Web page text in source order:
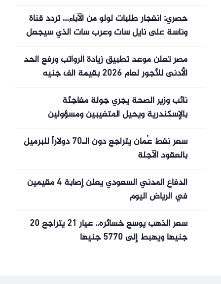
حصري: انفجار طلبات لولو من الآباء… تردد قناة
وناسة على نايل سات وعرب سات الذي سيجعل
أطفالك يستمتعون بأغاني لولو 24 ساعة
مصر تعلن موعد تطبيق زيادة الرواتب ورفع الحد
الأدنى للأجور لعام 2026 بقيمة ألف جنيه
نائب وزير الصحة يجري جولة مفاجئة
بالإسكندرية ويحيل المتغيبين ومسؤولين
للتحقيق
سعر نفط عُمان يتراجع دون الـ70 دولاراً للبرميل
بالعقود الآجلة
الدفاع المدني السعودي يعلن إصابة 4 مقيمين
في الرياض اليوم
سعر الذهب يوسع خسائره.. عيار 21 يتراجع 20
جنيها ويهبط إلى 5770 جنيها